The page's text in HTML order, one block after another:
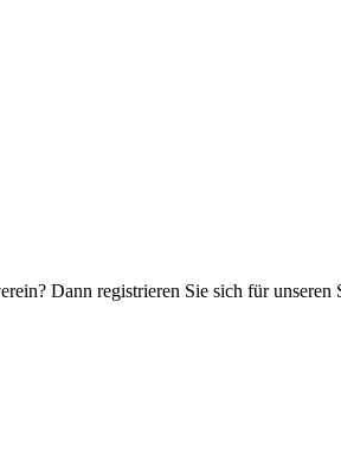
Dann registrieren Sie sich für